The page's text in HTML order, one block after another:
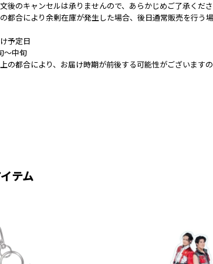
後のキャンセルは承りませんので、あらかじめご了承くださ
都合により余剰在庫が発生した場合、後日通常販売を行う
予定日
～中旬
の都合により、お届け時期が前後する可能性がございます
テム